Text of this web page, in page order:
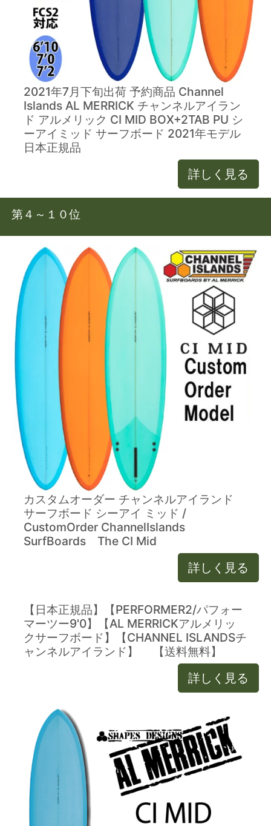
2021年7月下旬出荷 予約商品 Channel
Islands AL MERRICK チャンネルアイラン
ド アルメリック CI MID BOX+2TAB PU シ
ーアイミッド サーフボード 2021年モデル
日本正規品
詳しく見る
第４～１０位
カスタムオーダー チャンネルアイランド
サーフボード シーアイ ミッド /
CustomOrder ChannelIslands
SurfBoards The CI Mid
詳しく見る
【日本正規品】【PERFORMER2/パフォー
マーツー9'0】【AL MERRICKアルメリッ
クサーフボード】【CHANNEL ISLANDSチ
ャンネルアイランド】 【送料無料】
詳しく見る